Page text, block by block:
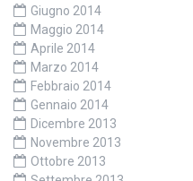
Giugno 2014
Maggio 2014
Aprile 2014
Marzo 2014
Febbraio 2014
Gennaio 2014
Dicembre 2013
Novembre 2013
Ottobre 2013